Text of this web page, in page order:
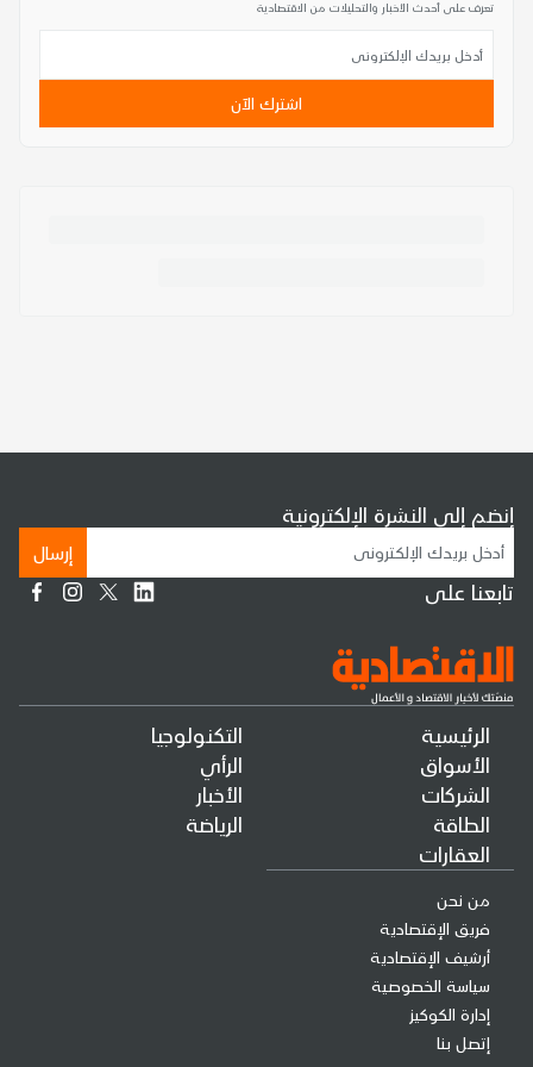
تعرف على أحدث الأخبار والتحليلات من الاقتصادية
اشترك الآن
الرئيسية
الأسواق
الشركات
الطاقة
العقارات
التكنولوجيا
الرأي
الأخبار
الرياضة
من نحن
فريق الإقتصادية
أرشيف الإقتصادية
سياسة الخصوصية
إدارة الكوكيز
إتصل بنا
إنضم إلى النشرة الإلكترونية
إرسال
تابعنا على